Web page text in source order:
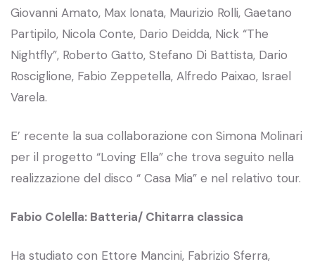
Giovanni Amato, Max Ionata, Maurizio Rolli, Gaetano
Partipilo, Nicola Conte, Dario Deidda, Nick “The
Nightfly”, Roberto Gatto, Stefano Di Battista, Dario
Rosciglione, Fabio Zeppetella, Alfredo Paixao, Israel
Varela.
E’ recente la sua collaborazione con Simona Molinari
per il progetto “Loving Ella” che trova seguito nella
realizzazione del disco “ Casa Mia” e nel relativo tour.
Fabio Colella: Batteria/ Chitarra classica
Ha studiato con Ettore Mancini, Fabrizio Sferra,